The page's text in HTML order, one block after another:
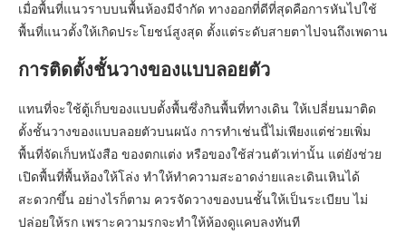
เมื่อพื้นที่แนวราบบนพื้นห้องมีจำกัด ทางออกที่ดีที่สุดคือการหันไปใช้
พื้นที่แนวตั้งให้เกิดประโยชน์สูงสุด ตั้งแต่ระดับสายตาไปจนถึงเพดาน
การติดตั้งชั้นวางของแบบลอยตัว
แทนที่จะใช้ตู้เก็บของแบบตั้งพื้นซึ่งกินพื้นที่ทางเดิน ให้เปลี่ยนมาติด
ตั้งชั้นวางของแบบลอยตัวบนผนัง การทำเช่นนี้ไม่เพียงแต่ช่วยเพิ่ม
พื้นที่จัดเก็บหนังสือ ของตกแต่ง หรือของใช้ส่วนตัวเท่านั้น แต่ยังช่วย
เปิดพื้นที่พื้นห้องให้โล่ง ทำให้ทำความสะอาดง่ายและเดินเหินได้
สะดวกขึ้น อย่างไรก็ตาม ควรจัดวางของบนชั้นให้เป็นระเบียบ ไม่
ปล่อยให้รก เพราะความรกจะทำให้ห้องดูแคบลงทันที